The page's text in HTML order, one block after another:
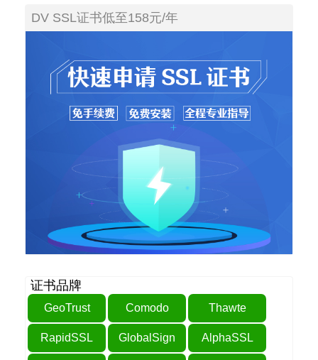
DV SSL证书低至158元/年
证书品牌
GeoTrust Comodo Thawte
RapidSSL GlobalSign AlphaSSL